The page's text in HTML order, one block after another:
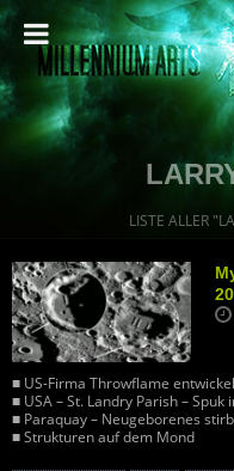
LISTE ALLER
■ US-Firma Throwflame
■ USA – St. Landry Parish – Spuk
■ Paraquay – Neugeborenes
■ Strukturen auf dem Mond